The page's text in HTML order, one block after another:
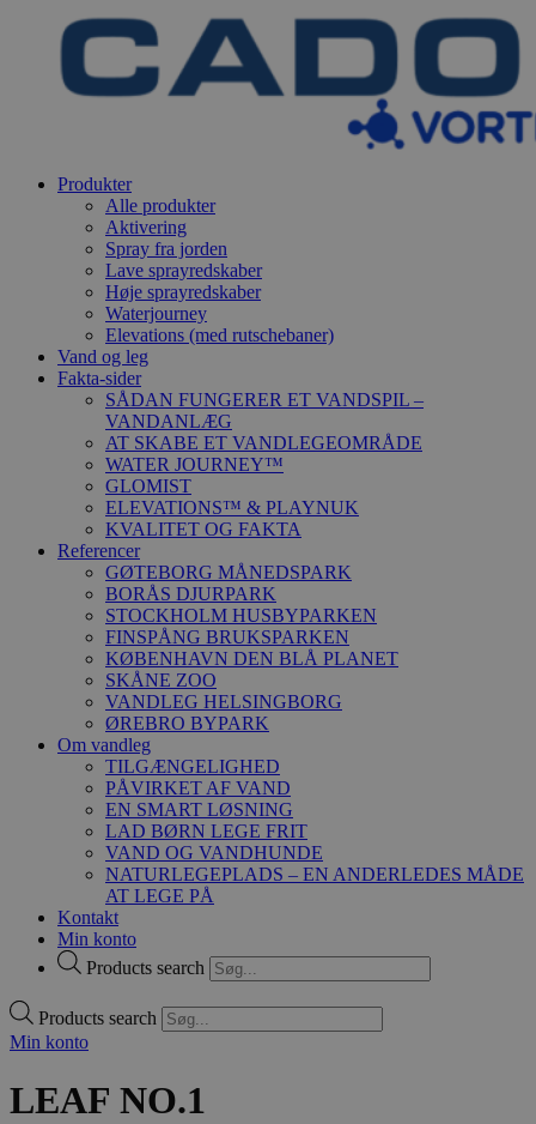
Produkter
Alle produkter
Aktivering
Spray fra jorden
Lave sprayredskaber
Høje sprayredskaber
Waterjourney
Elevations (med rutschebaner)
Vand og leg
Fakta-sider
SÅDAN FUNGERER ET VANDSPIL –
VANDANLÆG
AT SKABE ET VANDLEGEOMRÅDE
WATER JOURNEY™
GLOMIST
ELEVATIONS™ & PLAYNUK
KVALITET OG FAKTA
Referencer
GØTEBORG MÅNEDSPARK
BORÅS DJURPARK
STOCKHOLM HUSBYPARKEN
FINSPÅNG BRUKSPARKEN
KØBENHAVN DEN BLÅ PLANET
SKÅNE ZOO
VANDLEG HELSINGBORG
ØREBRO BYPARK
Om vandleg
TILGÆNGELIGHED
PÅVIRKET AF VAND
EN SMART LØSNING
LAD BØRN LEGE FRIT
VAND OG VANDHUNDE
NATURLEGEPLADS – EN ANDERLEDES MÅDE
AT LEGE PÅ
Kontakt
Min konto
Products search
Products search
Min konto
LEAF NO.1